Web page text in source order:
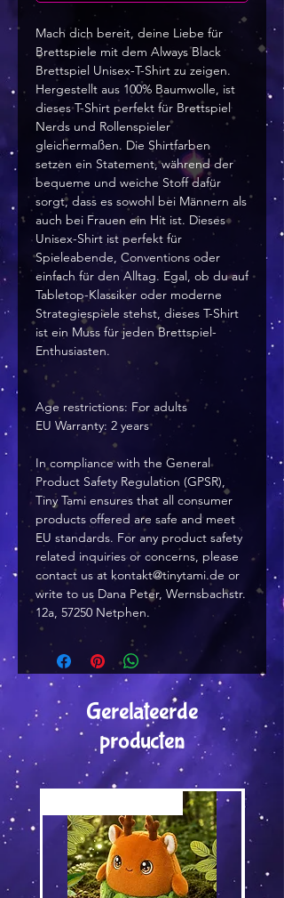
Mach dich bereit, deine Liebe für
Brettspiele mit dem Always Black
Brettspiel Unisex-T-Shirt zu zeigen.
Hergestellt aus 100% Baumwolle, ist
dieses T-Shirt perfekt für Brettspiel
Nerds und Rollenspieler
gleichermaßen. Die Shirtfarben
setzen ein Statement, während der
bequeme und weiche Stoff dafür
sorgt, dass es sowohl bei Männern als
auch bei Frauen ein Hit ist. Dieses
Unisex-Shirt ist perfekt für
Spieleabende, Conventions oder
einfach für den Alltag. Egal, ob du auf
Tabletop-Klassiker oder moderne
Strategiespiele stehst, dieses T-Shirt
ist ein Muss für jeden Brettspiel-
Enthusiasten.
Age restrictions: For adults
EU Warranty: 2 years
In compliance with the General
Tiny Tami ensures that all consumer
products offered are safe and meet
EU standards. For any product safety
related inquiries or concerns, please
contact us at kontakt@tinytami.de or
write to us Dana Peter, Wernsbachstr.
12a, 57250 Netphen.
Gerelateerde
producten